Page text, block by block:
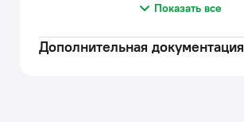
Показать все
Дополнительная документация